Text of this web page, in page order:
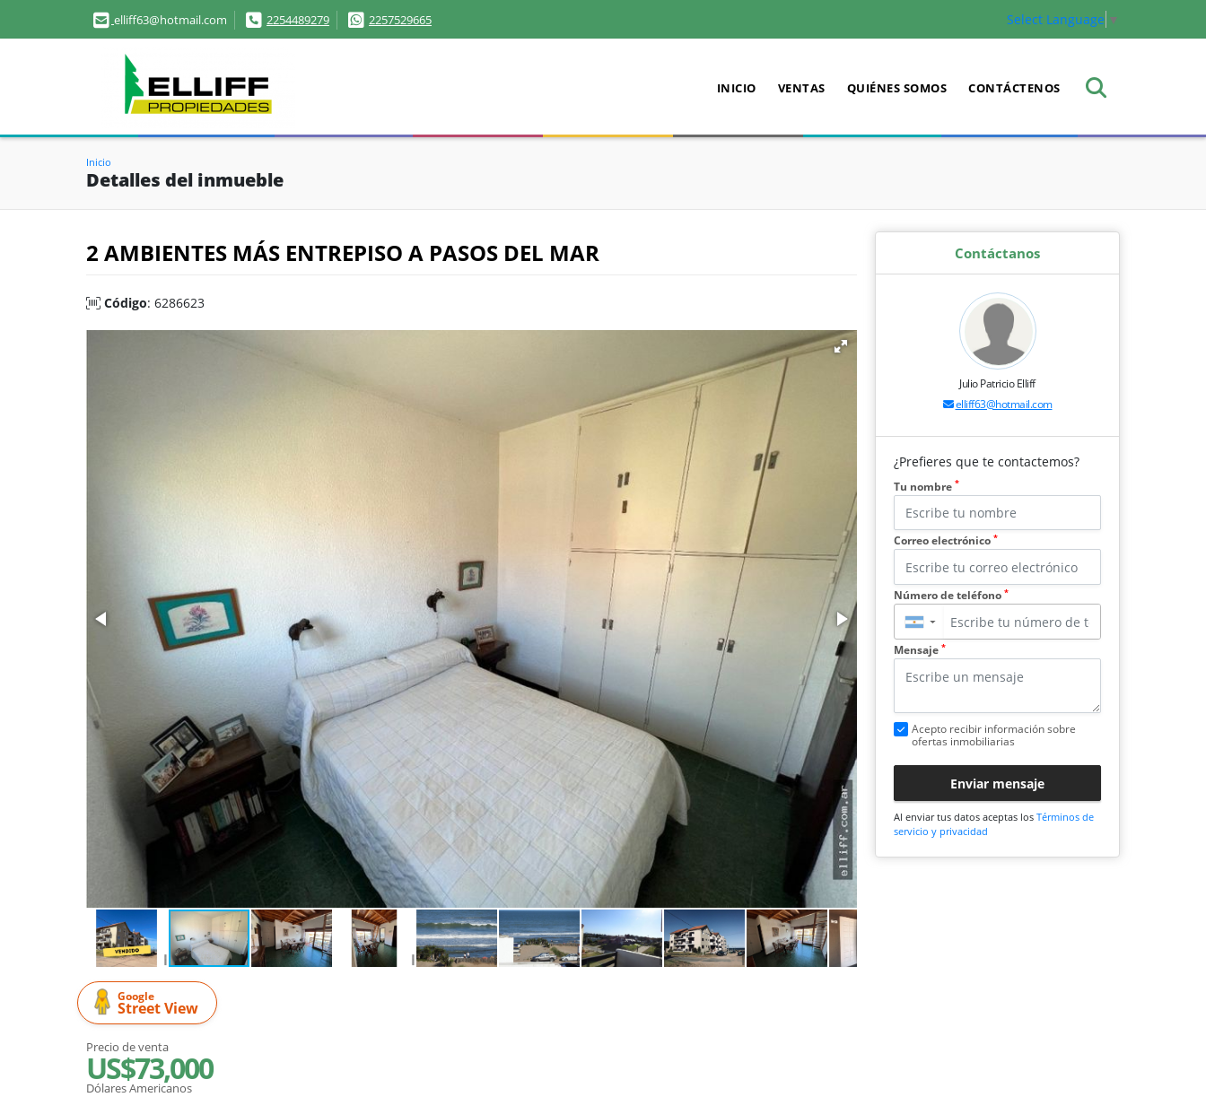
elliff63@hotmail.com 2254489279 2257529665 Select Language ▼
INICIO VENTAS QUIÉNES SOMOS CONTÁCTENOS
Inicio
Detalles del inmueble
2 AMBIENTES MÁS ENTREPISO A PASOS DEL MAR
Código: 6286623
Google
Street View
Precio de venta
US$73,000
Dólares Americanos
Contáctanos
Julio Patricio Elliff
elliff63@hotmail.com
¿Prefieres que te contactemos?
Tu nombre *
Correo electrónico *
Número de teléfono *
▼
Mensaje *
Acepto recibir información sobre
ofertas inmobiliarias
Enviar mensaje
Al enviar tus datos aceptas los Términos de
servicio y privacidad